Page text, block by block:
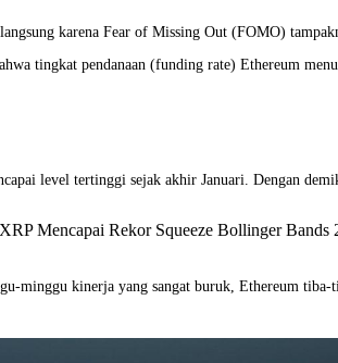
karena Fear of Missing Out (FOMO)
tingkat pendanaan (funding rate) Ethereum
level tertinggi sejak akhir Januari. Dengan
Mencapai Rekor Squeeze Bollinger
kinerja yang sangat buruk, Ethereum tiba-